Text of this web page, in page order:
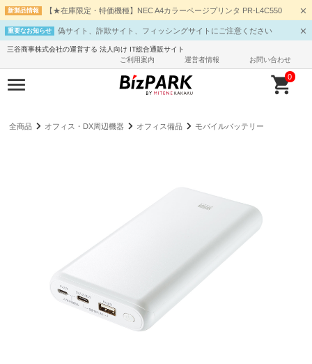
新製品情報 【★在庫限定・特価機種】NEC A4カラーページプリンタ PR-L4C550
重要なお知らせ 偽サイト、詐欺サイト、フィッシングサイトにご注意ください
三谷商事株式会社の運営する 法人向け IT総合通販サイト
ご利用案内
運営者情報 お問い合わせ
0
全商品 オフィス・DX周辺機器 オフィス備品 モバイルバッテリー